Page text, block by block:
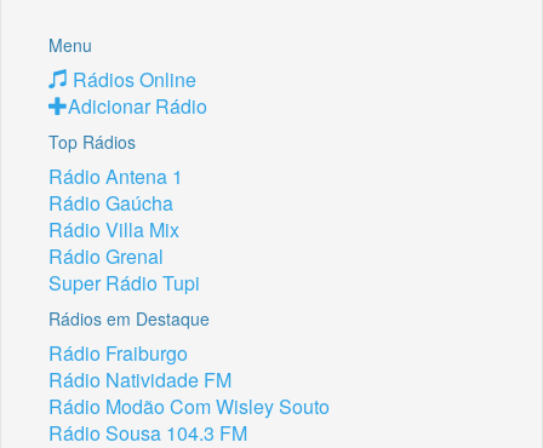
Menu
Rádios Online
Adicionar Rádio
Top Rádios
Rádio Antena 1
Rádio Gaúcha
Rádio Villa Mix
Rádio Grenal
Super Rádio Tupi
Rádios em Destaque
Rádio Fraiburgo
Rádio Natividade FM
Rádio Modão Com Wisley Souto
Rádio Sousa 104.3 FM